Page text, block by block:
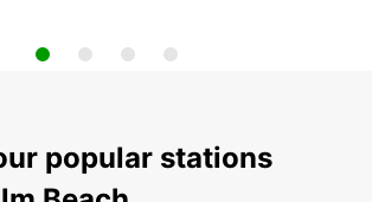
popular stations